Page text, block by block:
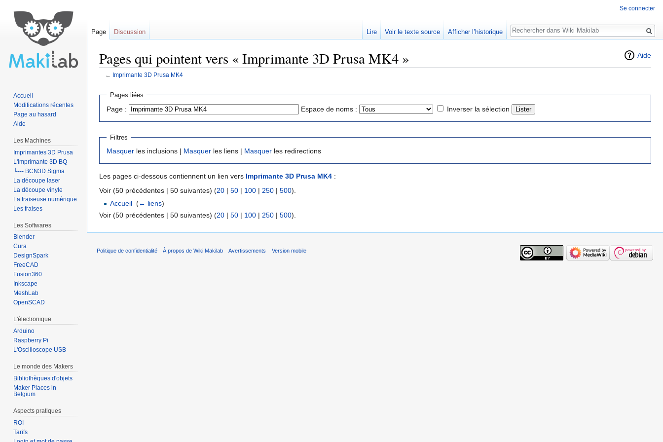
Aide
Pages qui pointent vers « Imprimante 3D Prusa MK4 »
← Imprimante 3D Prusa MK4
Pages liées
Page : Espace de noms : Inverser la sélection
Filtres
Masquer les inclusions | Masquer les liens | Masquer les redirections
Les pages ci-dessous contiennent un lien vers Imprimante 3D Prusa MK4 :
Voir (50 précédentes | 50 suivantes) (20 | 50 | 100 | 250 | 500).
Accueil ‎(← liens)
Voir (50 précédentes | 50 suivantes) (20 | 50 | 100 | 250 | 500).
Se connecter
Page Discussion Lire Voir le texte source Afficher l’historique
Rechercher
Accueil
Modifications récentes
Page au hasard
Aide
Les Machines
Imprimantes 3D Prusa
L'imprimante 3D BQ
└--- BCN3D Sigma
La découpe laser
La découpe vinyle
La fraiseuse numérique
Les fraises
Les Softwares
Blender
Cura
DesignSpark
FreeCAD
Fusion360
Inkscape
MeshLab
OpenSCAD
L'électronique
Arduino
Raspberry Pi
L'Oscilloscope USB
Le monde des Makers
Bibliothèques d'objets
Maker Places in
Belgium
Aspects pratiques
ROI
Tarifs
Politique de confidentialité À propos de Wiki Makilab Avertissements Version mobile